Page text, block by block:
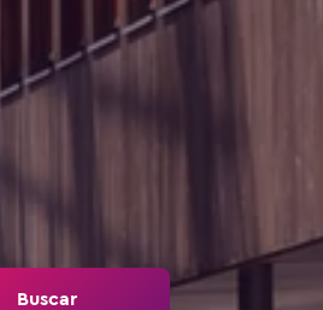
Buscar